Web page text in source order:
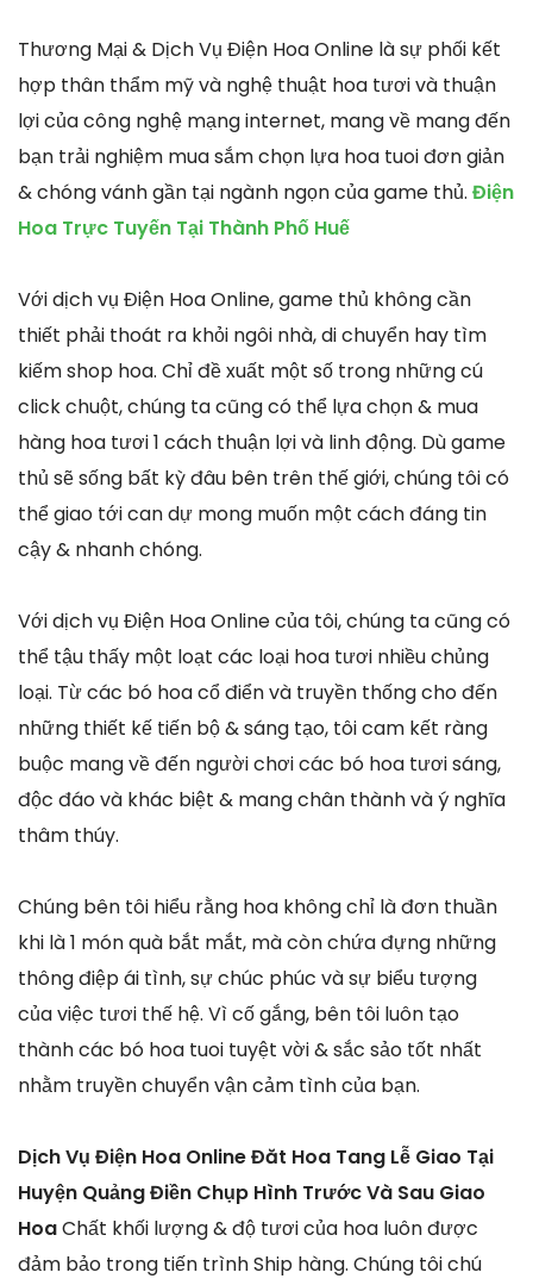
Thương Mại & Dịch Vụ Điện Hoa Online là sự phối kết
hợp thân thẩm mỹ và nghệ thuật hoa tươi và thuận
lợi của công nghệ mạng internet, mang về mang đến
bạn trải nghiệm mua sắm chọn lựa hoa tuoi đơn giản
& chóng vánh gần tại ngành ngọn của game thủ. Điện
Hoa Trực Tuyến Tại Thành Phố Huế
Với dịch vụ Điện Hoa Online, game thủ không cần
thiết phải thoát ra khỏi ngôi nhà, di chuyển hay tìm
kiếm shop hoa. Chỉ đề xuất một số trong những cú
click chuột, chúng ta cũng có thể lựa chọn & mua
hàng hoa tươi 1 cách thuận lợi và linh động. Dù game
thủ sẽ sống bất kỳ đâu bên trên thế giới, chúng tôi có
thể giao tới can dự mong muốn một cách đáng tin
cậy & nhanh chóng.
Với dịch vụ Điện Hoa Online của tôi, chúng ta cũng có
thể tậu thấy một loạt các loại hoa tươi nhiều chủng
loại. Từ các bó hoa cổ điển và truyền thống cho đến
những thiết kế tiến bộ & sáng tạo, tôi cam kết ràng
buộc mang về đến người chơi các bó hoa tươi sáng,
độc đáo và khác biệt & mang chân thành và ý nghĩa
thâm thúy.
Chúng bên tôi hiểu rằng hoa không chỉ là đơn thuần
khi là 1 món quà bắt mắt, mà còn chứa đựng những
thông điệp ái tình, sự chúc phúc và sự biểu tượng
của việc tươi thế hệ. Vì cố gắng, bên tôi luôn tạo
thành các bó hoa tuoi tuyệt vời & sắc sảo tốt nhất
nhằm truyền chuyển vận cảm tình của bạn.
Dịch Vụ Điện Hoa Online Đăt Hoa Tang Lễ Giao Tại
Huyện Quảng Điền Chụp Hình Trước Và Sau Giao
HoaChất khối lượng & độ tươi của hoa luôn được
đảm bảo trong tiến trình Ship hàng. Chúng tôi chú